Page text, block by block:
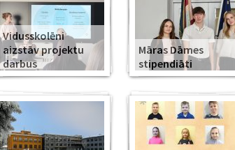
Vidusskolēni
aizstāv projektu
darbus
Māras Dāmes
stipendiāti